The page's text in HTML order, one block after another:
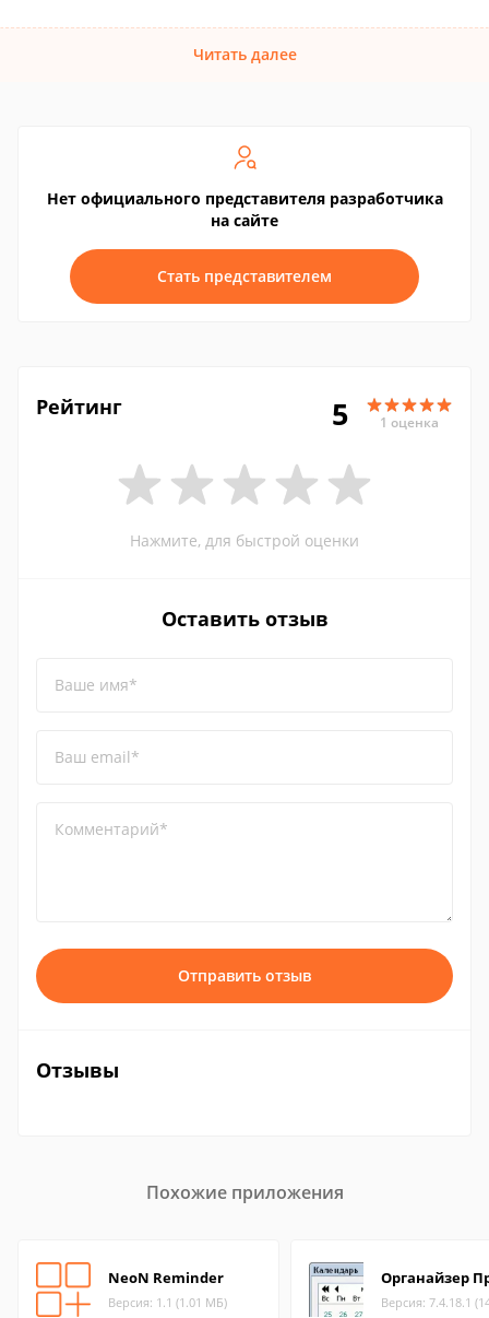
Читать далее
Нет официального представителя разработчика
на сайте
Стать представителем
Рейтинг 5 1 оценка
Нажмите, для быстрой оценки
Оставить отзыв
Ваше имя*
Ваш email*
Комментарий*
Отправить отзыв
Отзывы
Похожие приложения
NeoN Reminder
Версия: 1.1 (1.01 МБ)
Органайзер
Версия: 7.4.18.1